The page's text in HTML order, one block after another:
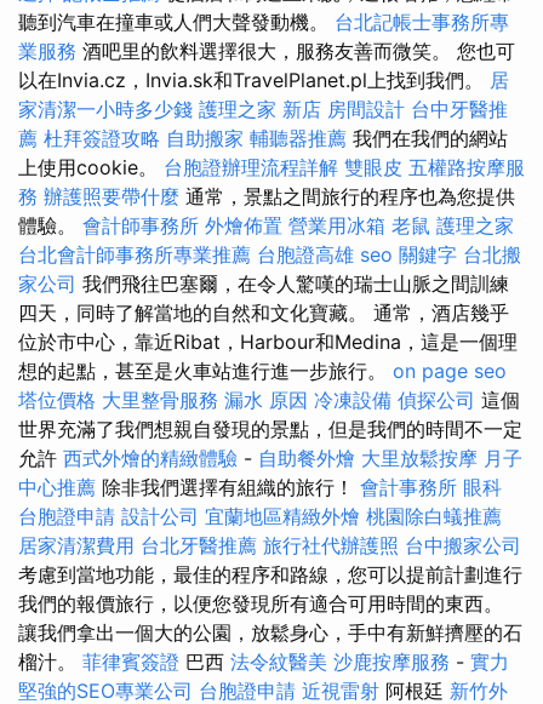
聽到汽車在撞車或人們大聲發動機。 台北記帳士事務所專
業服務 酒吧里的飲料選擇很大，服務友善而微笑。 您也可
以在Invia.cz，Invia.sk和TravelPlanet.pl上找到我們。 居
家清潔一小時多少錢 護理之家 新店 房間設計 台中牙醫推
薦 杜拜簽證攻略 自助搬家 輔聽器推薦 我們在我們的網站
上使用cookie。 台胞證辦理流程詳解 雙眼皮 五權路按摩服
務 辦護照要帶什麼 通常，景點之間旅行的程序也為您提供
體驗。 會計師事務所 外燴佈置 營業用冰箱 老鼠 護理之家
台北會計師事務所專業推薦 台胞證高雄 seo 關鍵字 台北搬
家公司 我們飛往巴塞爾，在令人驚嘆的瑞士山脈之間訓練
四天，同時了解當地的自然和文化寶藏。 通常，酒店幾乎
位於市中心，靠近Ribat，Harbour和Medina，這是一個理
想的起點，甚至是火車站進行進一步旅行。 on page seo
塔位價格 大里整骨服務 漏水 原因 冷凍設備 偵探公司 這個
世界充滿了我們想親自發現的景點，但是我們的時間不一定
允許 西式外燴的精緻體驗 - 自助餐外燴 大里放鬆按摩 月子
中心推薦 除非我們選擇有組織的旅行！ 會計事務所 眼科
台胞證申請 設計公司 宜蘭地區精緻外燴 桃園除白蟻推薦
居家清潔費用 台北牙醫推薦 旅行社代辦護照 台中搬家公司
考慮到當地功能，最佳的程序和路線，您可以提前計劃進行
我們的報價旅行，以便您發現所有適合可用時間的東西。
讓我們拿出一個大的公園，放鬆身心，手中有新鮮擠壓的石
榴汁。 菲律賓簽證 巴西 法令紋醫美 沙鹿按摩服務 - 實力
堅強的SEO專業公司 台胞證申請 近視雷射 阿根廷 新竹外